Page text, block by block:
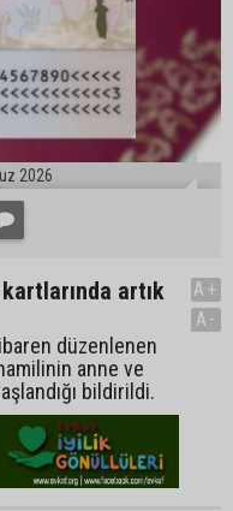
2026
artık
düzenlenen
anne ve
bildirildi.
A+
A-